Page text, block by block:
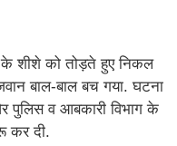
के शीशे को तोड़ते हुए निकल
बाल-बाल बच गया. घटना
व आबकारी विभाग के
कर दी.